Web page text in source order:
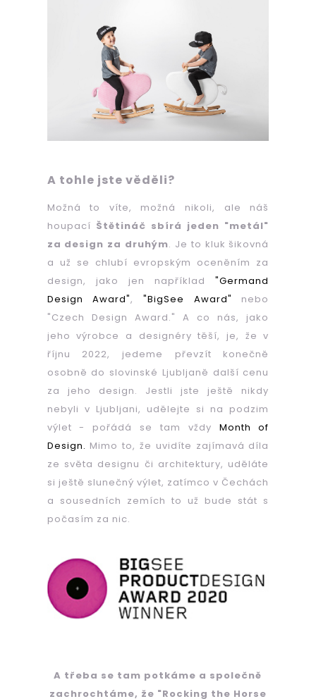
A tohle jste věděli?
Možná to víte, možná nikoli, ale náš
houpací Štětináč sbírá jeden "metál"
za design za druhým. Je to kluk šikovná
a už se chlubí evropským oceněním za
design, jako jen například"Germand
Design Award", "BigSee Award" nebo
"Czech Design Award." A co nás, jako
jeho výrobce a designéry těší, je, že v
říjnu 2022, jedeme převzít konečně
osobně do slovinské Ljubljaně další cenu
za jeho design. Jestli jste ještě nikdy
nebyli v Ljubljani, udělejte si na podzim
výlet - pořádá se tam vždy Month of
Design. Mimo to, že uvidíte zajímavá díla
ze světa designu či architektury, uděláte
si ještě slunečný výlet, zatímco v Čechách
a sousedních zemích to už bude stát s
počasím za nic.
A třeba se tam potkáme a společně
zachrochtáme, že "Rocking the Horse